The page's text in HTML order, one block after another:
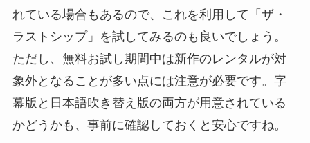
れている場合もあるので、これを利用して「ザ・
ラストシップ」を試してみるのも良いでしょう。
ただし、無料お試し期間中は新作のレンタルが対
象外となることが多い点には注意が必要です。字
幕版と日本語吹き替え版の両方が用意されている
かどうかも、事前に確認しておくと安心ですね。